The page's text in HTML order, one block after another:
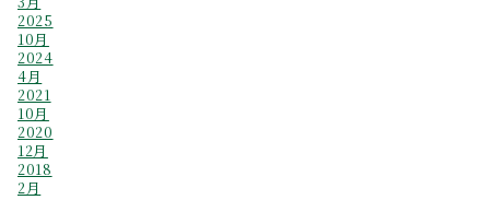
2025
10月
2024
4月
2021
10月
2020
12月
2018
2月